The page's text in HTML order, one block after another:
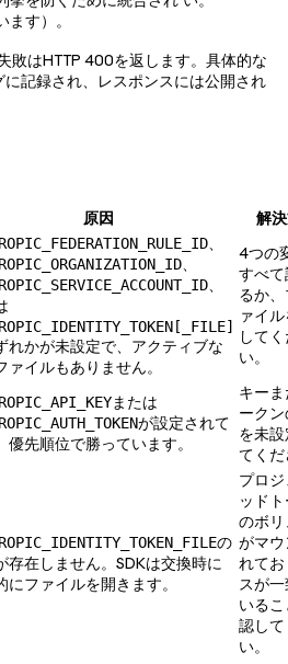
ます）。
敗はHTTP 400を返します。具体的な
記録され、レスポンスには公開され
原因 解
、
、
、
れかが未設定で、アクティブな
ァイルもありません。
4つの
すべ
るか
ァイ
して
い。
または
が設定されて
優先順位で勝っています。
キー
ーク
を未
てく
の
存在しません。SDKは交換時に
にファイルを開きます。
プロ
ッド
のボ
がマ
れて
スが
いる
認し
い。